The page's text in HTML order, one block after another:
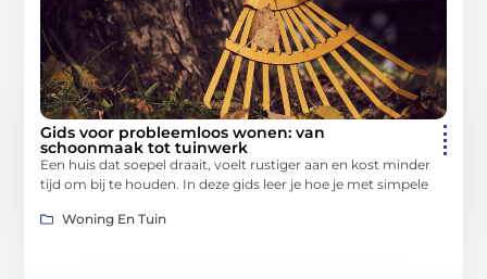
Gids voor probleemloos wonen: van
schoonmaak tot tuinwerk
Een huis dat soepel draait, voelt rustiger aan en kost minder
tijd om bij te houden. In deze gids leer je hoe je met simpele
Woning En Tuin